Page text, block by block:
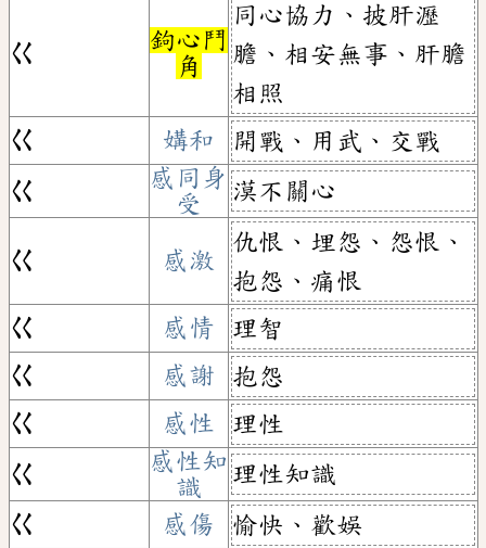
ㄍ
鉤心鬥
角
同心協力、披肝瀝
膽、相安無事、肝膽
相照
ㄍ
媾和
開戰、用武、交戰
ㄍ
感同身
受
漠不關心
ㄍ 感激
仇恨、埋怨、怨恨、
抱怨、痛恨
ㄍ
感情
理智
ㄍ
感謝
抱怨
ㄍ
感性
理性
ㄍ
感性知
識
理性知識
ㄍ
感傷
愉快、歡娛